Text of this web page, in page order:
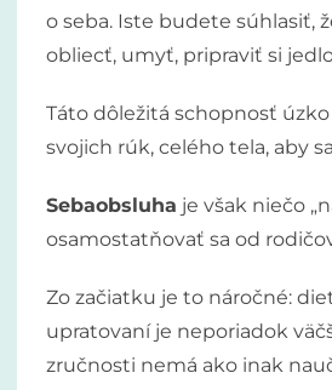
o seba. Iste budete súhlasiť,
obliecť, umyť, pripraviť si
Táto dôležitá schopnosť
svojich rúk, celého tela, aby
Sebaobsluha je však niečo
osamostatňovať sa od
Zo začiatku je to náročné:
upratovaní je neporiadok
zručnosti nemá ako inak